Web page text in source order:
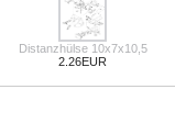
Distanzhülse 10x7x10,5
2.26EUR